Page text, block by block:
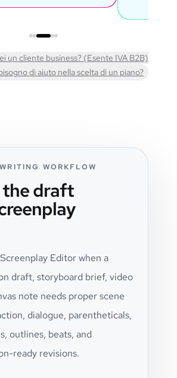
un cliente business? (Esente IVA B2B)
di aiuto nella scelta di un piano?
WORKFLOW
the draft
Editor when a
draft, storyboard brief, video
note needs proper scene
dialogue, parentheticals,
outlines, beats, and
ready revisions.